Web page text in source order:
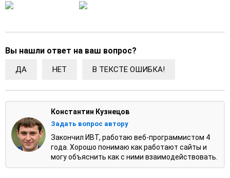
Вы нашли ответ на ваш вопрос?
ДА НЕТ В ТЕКСТЕ ОШИБКА!
Константин Кузнецов
Задать вопрос автору
Закончил ИВТ, работаю веб-программистом 4
года. Хорошо понимаю как работают сайты и
могу объяснить как с ними взаимодействовать.